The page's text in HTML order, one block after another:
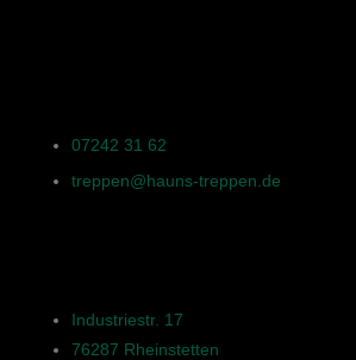
07242 31 62
treppen@hauns-treppen.de
Industriestr. 17
76287 Rheinstetten